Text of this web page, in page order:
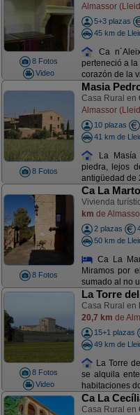
8 Fotos
Video
Almassor
5+3 plazas
45 km de
Ca
perteneció a
corazón de la
8 Fotos
Masia
Casa Rural en
Almassor
10 plazas
41 km de
La
piedra, lejos
antigüedad de
8 Fotos
Ca La
Vivienda
km de
2 plazas
50 km de
Ca La
Miramos por
sumado al no
8 Fotos
Video
La Torre
Casa Rural en
20,7 km de
15+1 plazas
49 km de
La Torre
se alquila
habitaciones
Ca La
Casa Rural en